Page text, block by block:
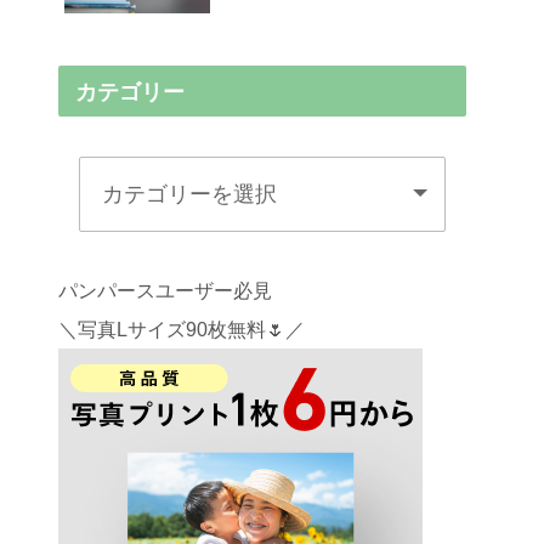
カテゴリー
パンパースユーザー必見
＼写真Lサイズ90枚無料🌷／